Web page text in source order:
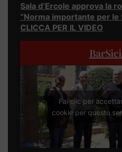
Sala d’Ercole approva la
“Norma importante per le
CLICCA PER IL VIDEO
Fai clic per
cookie per questo